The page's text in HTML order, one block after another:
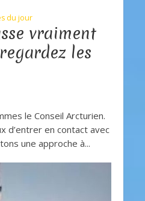
du jour
vraiment
les
le Conseil Arcturien.
d’entrer en contact avec
une approche à...